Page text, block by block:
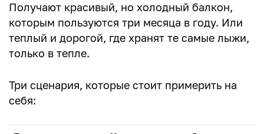
Получают красивый, но холодный балкон,
которым пользуются три месяца в году. Или
теплый и дорогой, где хранят те самые лыжи,
только в тепле.
Три сценария, которые стоит примерить на
себя: